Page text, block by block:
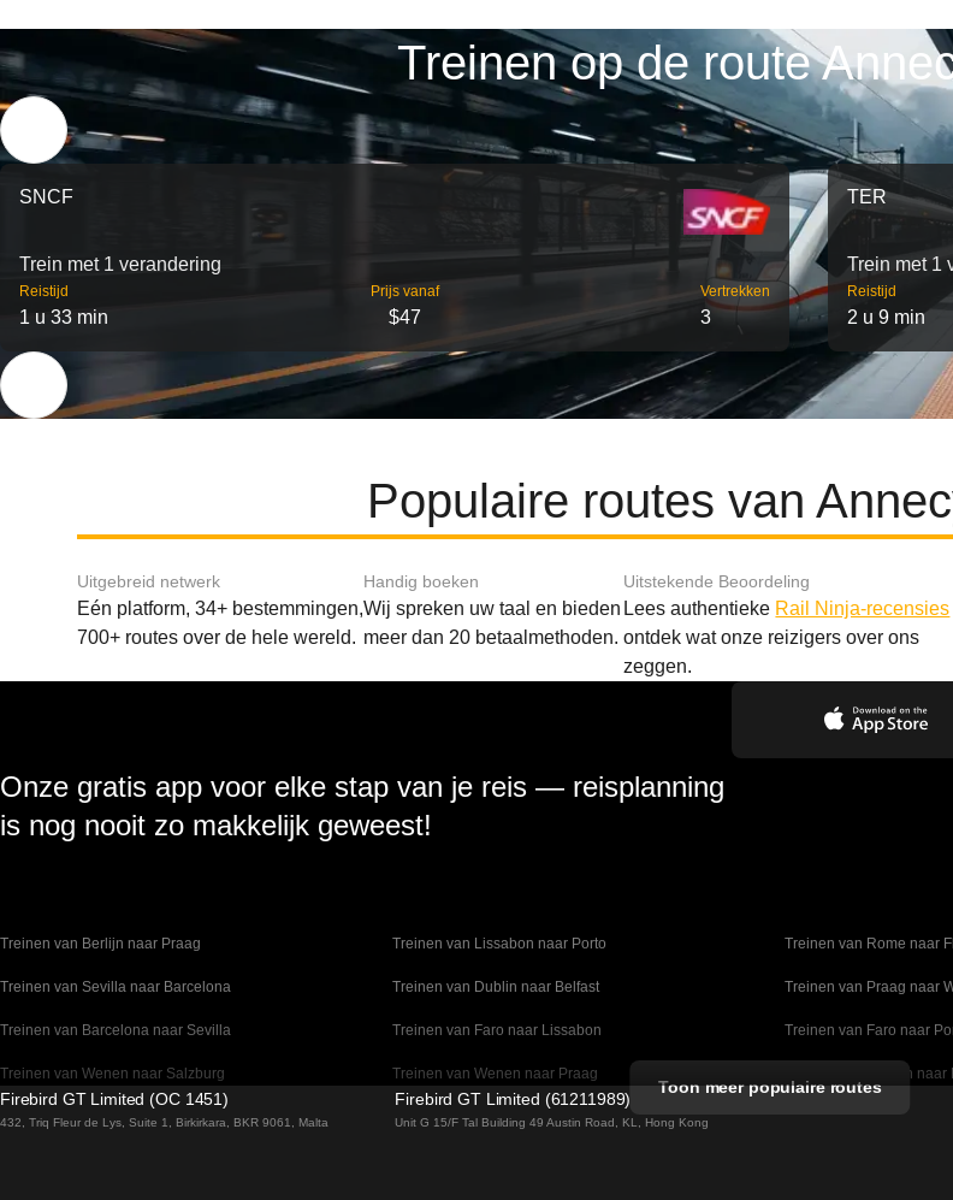
Treinen op de route
SNCF
Trein met 1 verandering
Reistijd
1 u 33 min
Prijs vanaf
$47
Vertrekken
3
TER
Trein met 1
Reistijd
2 u 9 min
Populaire routes van
Uitgebreid netwerk
Eén platform, 34+ bestemmingen,
700+ routes over de hele wereld.
Handig boeken
Wij spreken uw taal en bieden
meer dan 20 betaalmethoden.
Uitstekende Beoordeling
Lees authentieke Rail Ninja-recensies
ontdek wat onze reizigers over ons
zeggen.
Onze gratis app voor elke stap van je reis — reisplanning
is nog nooit zo makkelijk geweest!
Treinen van Berlijn naar Praag Treinen van Lissabon naar Porto Treinen van Rome naar
Treinen van Sevilla naar Barcelona Treinen van Dublin naar Belfast Treinen van Praag naar
Treinen van Barcelona naar Sevilla Treinen van Faro naar Lissabon Treinen van Faro naar
Treinen van Wenen naar Salzburg Treinen van Wenen naar Praag Treinen van Wenen
Treinen van Venetie naar Florence Treinen van Valencia naar Madrid
Toon meer populaire routes
Firebird GT Limited (OC 1451)
432, Triq Fleur de Lys, Suite 1, Birkirkara, BKR 9061, Malta
Firebird GT Limited (61211989)
Unit G 15/F Tal Building 49 Austin Road, KL, Hong Kong